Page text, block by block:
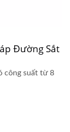
Đường Sắt
công suất từ 8